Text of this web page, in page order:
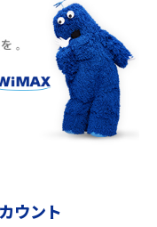
び方や向いている方の特
方は？メリット・デメリ
デメリットを解説
ウント